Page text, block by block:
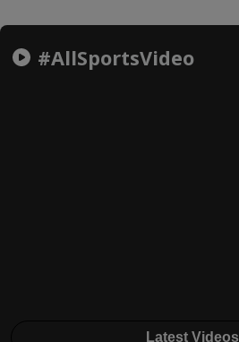
#AllSportsVideo
Latest Videos